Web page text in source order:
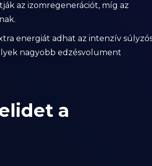
az izomregenerációt, míg az
energiát adhat az intenzív
nagyobb edzésvolument
a